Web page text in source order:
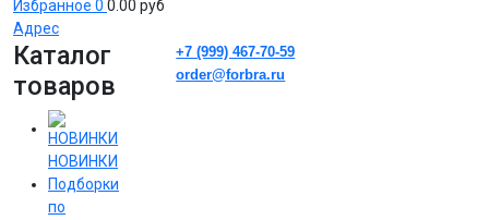
Избранное 0 0.00 руб
Адрес
Каталог
товаров
НОВИНКИ
Подборки
по
+7 (999) 467-70-59
order@forbra.ru